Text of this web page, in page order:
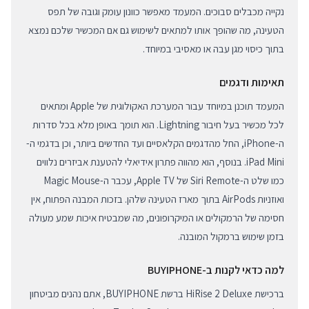
נקייה מכבלים סבוכים. המעמד מאפשר כוונון עומק וגובה של תפס
הטעינה, מה שהופך אותו למתאים לשימוש גם אם המכשיר שלכם נמצא
בתוך כיסוי מגן עבה או מאסיבי במיוחד.
תאימות ודגמים
המעמד תוכנן במיוחד עבור המערכת האקולוגית של Apple ומתאים
לכל מכשיר בעל חיבור Lightning. הוא תומך באופן מלא בכל סדרות
ה-iPhone, החל מהדגמים הקלאסיים ועד החדשים ביותר, וכן בדגמי ה-
iPad Mini. בנוסף, הוא מהווה פתרון אידיאלי להטענת אביזרים נלווים
כמו שלט ה-Siri Remote של Apple TV, עכבר ה-Magic Mouse
ואוזניות AirPods בתוך מארז הטעינה שלהן. בזכות המבנה הפתוח, אין
חסימה של הרמקולים או המיקרופונים, מה שמבטיח איכות שמע מעולה
בזמן שימוש ברמקול המובנה.
למה כדאי לקנות ב-BUYIPHONE
ברכישת HiRise 2 Deluxe ברשת BUYIPHONE, אתם נהנים מביטחון